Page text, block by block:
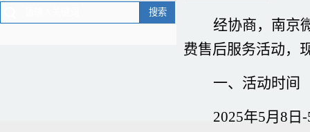
经协商，南京
费售后服务活动，
一、活动时间
2025年5月8日 -